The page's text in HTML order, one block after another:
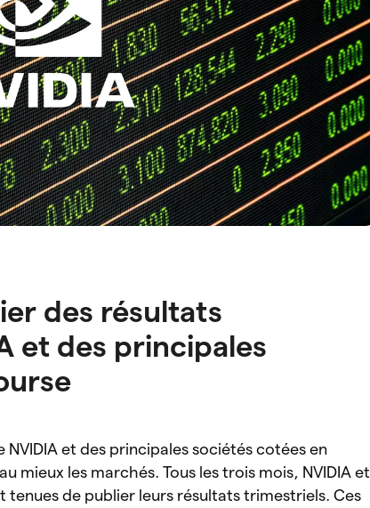
des résultats
et des principales
et des principales sociétés cotées en
mieux les marchés. Tous les trois mois, NVIDIA et
de publier leurs résultats trimestriels. Ces